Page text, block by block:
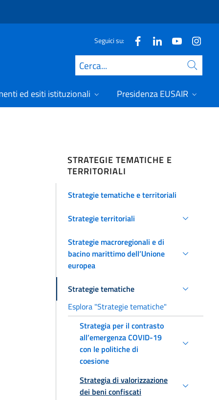
Seguici su:
Cerca
ed esiti istituzionali Presidenza EUSAIR
STRATEGIE TEMATICHE E
TERRITORIALI
Strategie tematiche e territoriali
Strategie territoriali
Strategie macroregionali e di
bacino marittimo dell’Unione
europea
Strategie tematiche
Esplora "Strategie tematiche"
Strategia per il contrasto
all’emergenza COVID-19
con le politiche di
coesione
Strategia di valorizzazione
dei beni confiscati